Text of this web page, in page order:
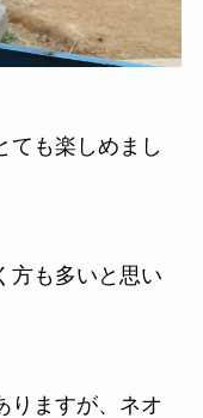
ても楽しめまし
方も多いと思い
りますが、ネオ